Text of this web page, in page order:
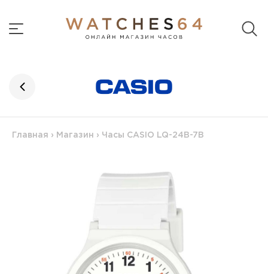
Главная › Магазин › Часы CASIO LQ-24B-7B